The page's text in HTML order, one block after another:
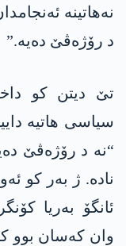
نەهاتینە
د رۆژەڤێ دەیە.”
تێ دیتن کو
سیاسی ھاتیە
“نە د رۆژەڤێ
ئانگۆ بەریا
وان کەسان بوو کو